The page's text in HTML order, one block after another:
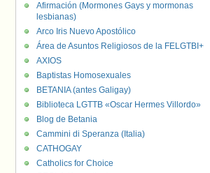
Afirmación (Mormones Gays y mormonas
lesbianas)
Arco Iris Nuevo Apostólico
Área de Asuntos Religiosos de la FELGTBI+
AXIOS
Baptistas Homosexuales
BETANIA (antes Galigay)
Biblioteca LGTTB «Oscar Hermes Villordo»
Blog de Betania
Cammini di Speranza (Italia)
CATHOGAY
Catholics for Choice